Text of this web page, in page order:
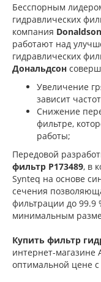
Бесспорным
гидравлических
компания Donaldson
работают над
гидравлических
Дональдсон
Увеличение
зависит
Снижение
фильтре,
работы;
Передовой
фильтр P173489, в
Synteq на основе
сечения
фильтрации до 99.9
минимальным
Купить фильтр
интернет-магазине
оптимальной цене с